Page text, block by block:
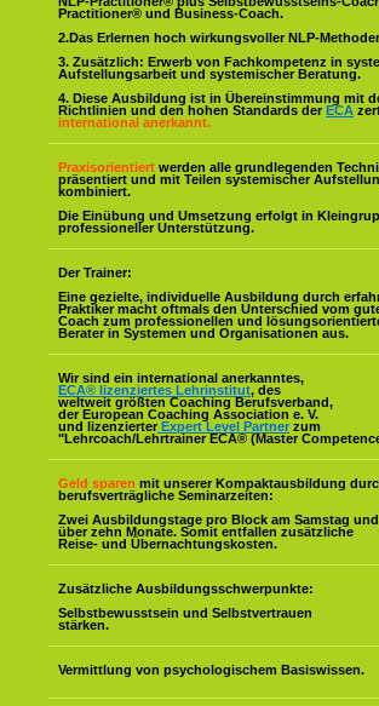
Practitioner® und Business-Coach.
2.Das Erlernen hoch wirkungsvoller NLP-
3. Zusätzlich: Erwerb von Fachkompetenz in
Aufstellungsarbeit und systemischer Beratung.
4. Diese Ausbildung ist in Übereinstimmung mit
Richtlinien und den hohen Standards der ECA
international anerkannt.
Praxisorientiert werden alle grundlegenden
präsentiert und mit Teilen systemischer
kombiniert.
Die Einübung und Umsetzung erfolgt in
professioneller Unterstützung.
Der Trainer:
Eine gezielte, individuelle Ausbildung durch
Praktiker macht oftmals den Unterschied vom
Coach zum professionellen und
Berater in Systemen und Organisationen aus.
Wir sind ein international anerkanntes,
ECA® lizenziertes Lehrinstitut, des
weltweit größten Coaching Berufsverband,
der European Coaching Association e. V.
und lizenzierter Expert Level Partner zum
"Lehrcoach/Lehrtrainer ECA® (Master
Geld sparen mit unserer Kompaktausbildung
berufsverträgliche Seminarzeiten:
Zwei Ausbildungstage pro Block am Samstag
über zehn Monate. Somit entfallen zusätzliche
Reise- und Übernachtungskosten.
Zusätzliche Ausbildungsschwerpunkte:
Selbstbewusstsein und Selbstvertrauen
stärken.
Vermittlung von psychologischem Basiswissen.